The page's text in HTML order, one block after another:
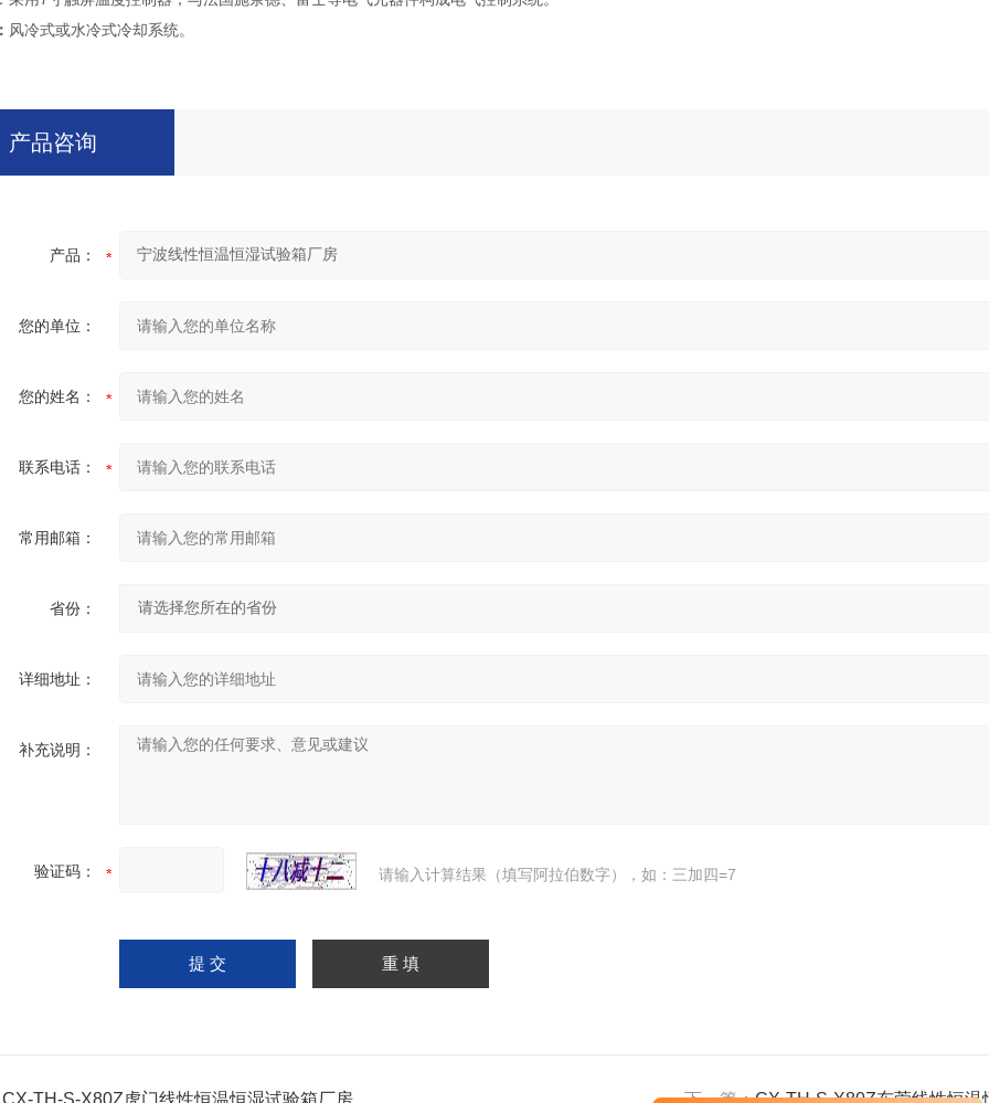
风冷式或水冷式冷却系统。
产品咨询
产品：
您的单位：
您的姓名：
联系电话：
常用邮箱：
省份：
详细地址：
补充说明：
验证码： 请输入计算结果（填写阿拉伯数字），如：三加四=7
CX-TH-S-X80Z虎门线性恒温恒湿试验箱厂房 下一篇：CX-TH-S-X80Z东莞线性恒温